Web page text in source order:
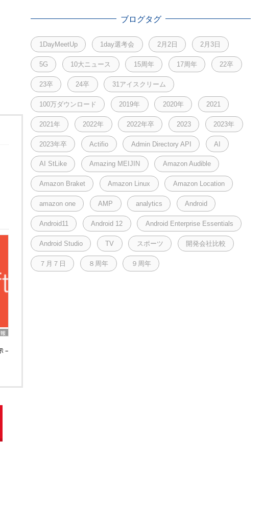
–
ブログタグ
1DayMeetUp 1day選考会 2月2日 2月3日
5G 10大ニュース 15周年 17周年 22卒
23卒 24卒 31アイスクリーム
100万ダウンロード 2019年 2020年 2021
2021年 2022年 2022年卒 2023 2023年
2023年卒 Actifio Admin Directory API AI
AI StLike Amazing MEIJIN Amazon Audible
Amazon Braket Amazon Linux Amazon Location
amazon one AMP analytics Android
Android11 Android 12 Android Enterprise Essentials
Android Studio TV スポーツ 開発会社比較
７月７日 ８周年 ９周年